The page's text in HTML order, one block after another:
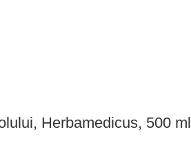
Herbamedicus, 500 ml